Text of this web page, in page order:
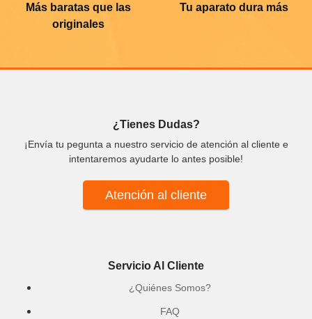
Más baratas que las
originales
Tu aparato dura más
¿Tienes Dudas?
¡Envía tu pegunta a nuestro servicio de atención al cliente e
intentaremos ayudarte lo antes posible!
Atención al cliente
Servicio Al Cliente
¿Quiénes Somos?
FAQ